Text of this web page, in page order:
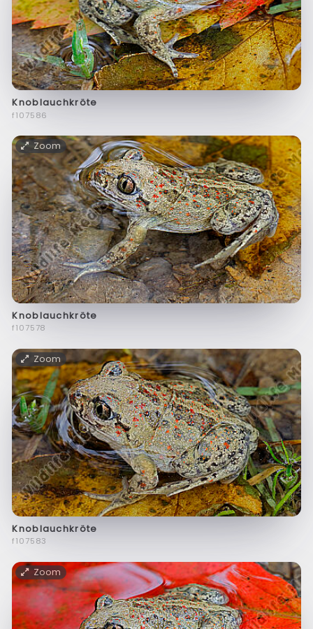
Knoblauchkröte
f107586
Zoom
Knoblauchkröte
f107578
Zoom
Knoblauchkröte
f107583
Zoom